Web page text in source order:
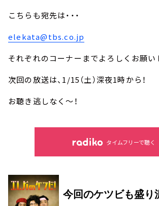
こちらも宛先は・・・
elekata@tbs.co.jp
それぞれのコーナーまでよろしくお願い
次回の放送は、1/15（土）深夜1時から！
お聴き逃しなく～！
タイムフリーで聴く